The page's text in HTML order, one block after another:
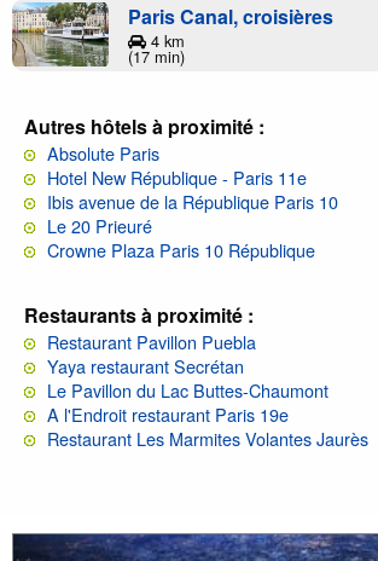
Paris Canal, croisières
4 km
(17 min)
Autres hôtels à proximité :
Absolute Paris
Hotel New République - Paris 11e
Ibis avenue de la République Paris 10
Le 20 Prieuré
Crowne Plaza Paris 10 République
Restaurants à proximité :
Restaurant Pavillon Puebla
Yaya restaurant Secrétan
Le Pavillon du Lac Buttes-Chaumont
A l'Endroit restaurant Paris 19e
Restaurant Les Marmites Volantes Jaurès